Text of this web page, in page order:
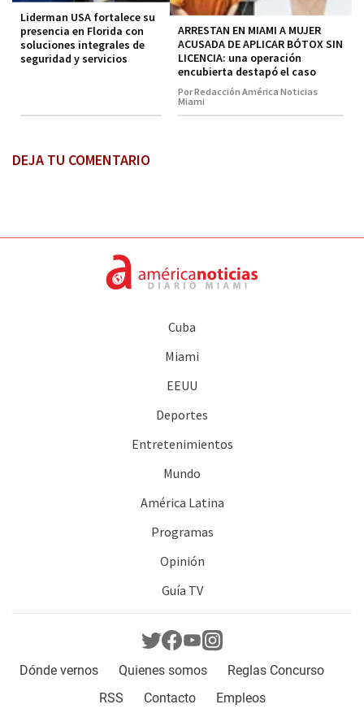
Liderman USA fortalece su
presencia en Florida con
soluciones integrales de
seguridad y servicios
ARRESTAN EN MIAMI A MUJER
ACUSADA DE APLICAR BÓTOX SIN
LICENCIA: una operación
encubierta destapó el caso
Por Redacción América Noticias
Miami
DEJA TU COMENTARIO
Cuba
Miami
EEUU
Deportes
Entretenimientos
Mundo
América Latina
Programas
Opinión
Guía TV
Dónde vernos Quienes somos
Reglas Concurso
RSS
Contacto Empleos